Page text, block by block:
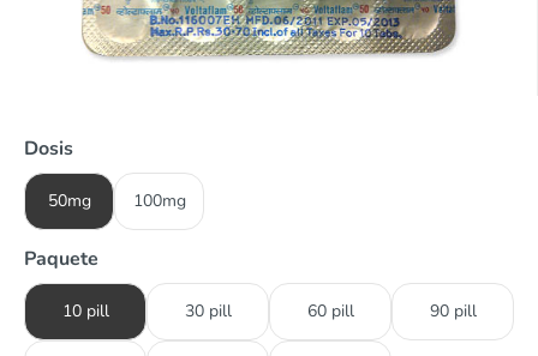
Dosis
50mg 100mg
Paquete
10 pill 30 pill 60 pill 90 pill